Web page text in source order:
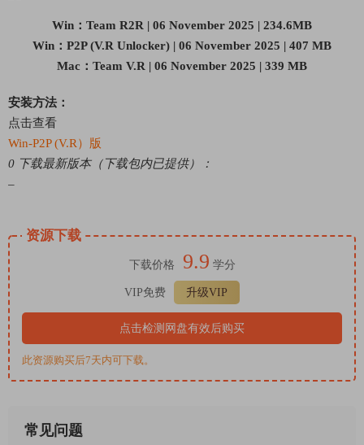
Win：Team R2R | 06 November 2025 | 234.6MB
Win：P2P (V.R Unlocker) | 06 November 2025 | 407 MB
Mac：Team V.R | 06 November 2025 | 339 MB
安装方法：
点击查看
Win-P2P (V.R）版
0 下载最新版本（下载包内已提供）：
–
资源下载
下载价格 9.9 学分
VIP免费 升级VIP
点击检测网盘有效后购买
此资源购买后7天内可下载。
常见问题